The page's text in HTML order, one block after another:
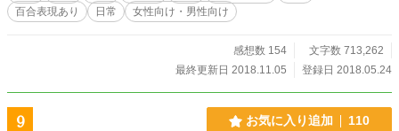
百合表現あり
日常 女性向け・男性向け
感想数 154
文字数 713,262
最終更新日 2018.11.05
登録日 2018.05.24
9 お気に入り追加 110